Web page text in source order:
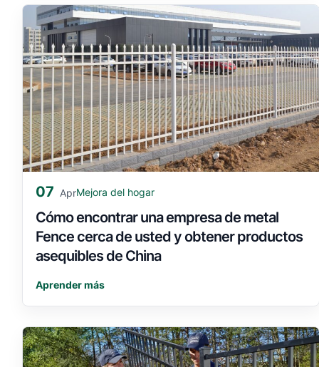
07 AprMejora del hogar
Cómo encontrar una empresa de metal
Fence cerca de usted y obtener productos
asequibles de China
Aprender más